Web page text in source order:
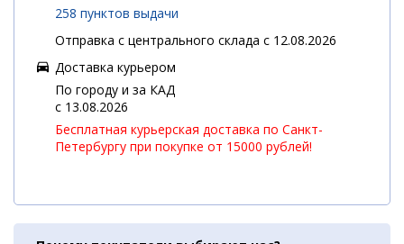
258 пунктов выдачи
Отправка с центрального склада с 12.08.2026
Доставка курьером
По городу и за КАД
c 13.08.2026
Бесплатная курьерская доставка по Санкт-
Петербургу при покупке от 15000 рублей!